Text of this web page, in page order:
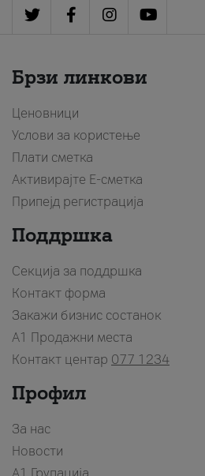
Брзи линкови
Ценовници
Услови за користење
Плати сметка
Активирајте Е-сметка
Припејд регистрација
Поддршка
Секција за поддршка
Контакт форма
Закажи бизнис состанок
A1 Продажни места
Контакт центар 077 1234
Профил
За нас
Новости